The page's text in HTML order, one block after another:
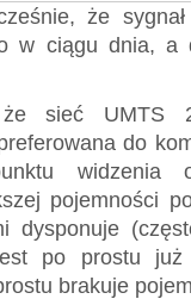
że
w ciągu dnia, a
sieć UMTS
do
widzenia
pojemności
dysponuje
po prostu
brakuje